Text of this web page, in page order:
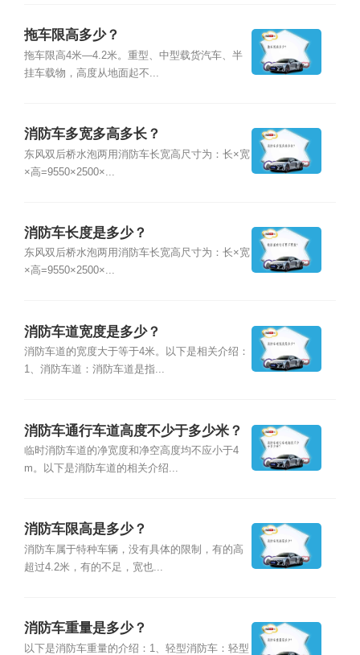
拖车限高多少？
拖车限高4米—4.2米。重型、中型载货汽车、半
挂车载物，高度从地面起不...
消防车多宽多高多长？
东风双后桥水泡两用消防车长宽高尺寸为：长×宽
×高=9550×2500×...
消防车长度是多少？
东风双后桥水泡两用消防车长宽高尺寸为：长×宽
×高=9550×2500×...
消防车道宽度是多少？
消防车道的宽度大于等于4米。以下是相关介绍：
1、消防车道：消防车道是指...
消防车通行车道高度不少于多少米？
临时消防车道的净宽度和净空高度均不应小于4
m。以下是消防车道的相关介绍...
消防车限高是多少？
消防车属于特种车辆，没有具体的限制，有的高
超过4.2米，有的不足，宽也...
消防车重量是多少？
以下是消防车重量的介绍：1、轻型消防车：轻型